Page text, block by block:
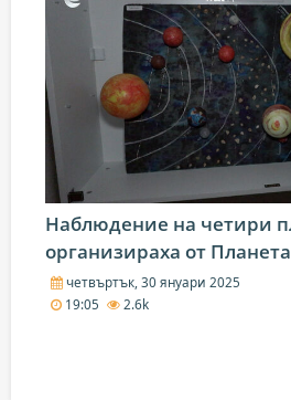
Наблюдение на четири
организираха от
четвъртък, 30 януари 2025
19:05
2.6k